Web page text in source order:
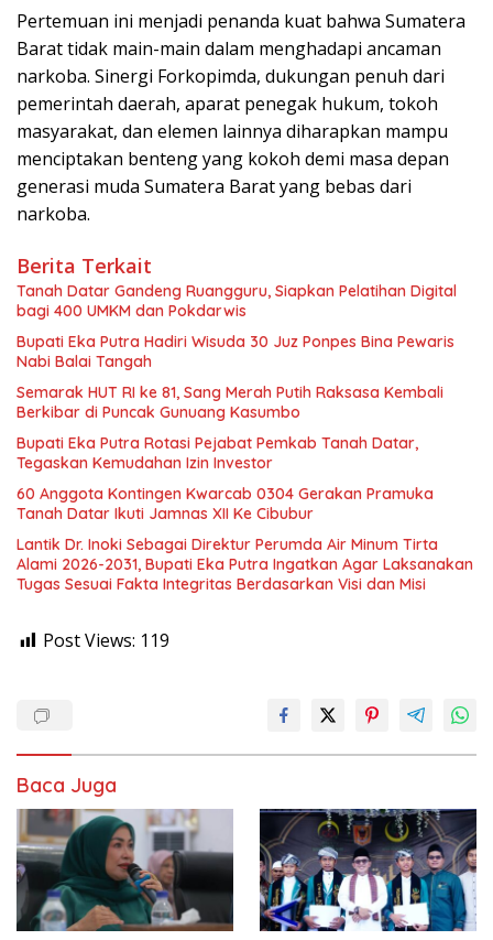
Pertemuan ini menjadi penanda kuat bahwa Sumatera
Barat tidak main-main dalam menghadapi ancaman
narkoba. Sinergi Forkopimda, dukungan penuh dari
pemerintah daerah, aparat penegak hukum, tokoh
masyarakat, dan elemen lainnya diharapkan mampu
menciptakan benteng yang kokoh demi masa depan
generasi muda Sumatera Barat yang bebas dari
narkoba.
Berita Terkait
Tanah Datar Gandeng Ruangguru, Siapkan Pelatihan Digital
bagi 400 UMKM dan Pokdarwis
Bupati Eka Putra Hadiri Wisuda 30 Juz Ponpes Bina Pewaris
Nabi Balai Tangah
Semarak HUT RI ke 81, Sang Merah Putih Raksasa Kembali
Berkibar di Puncak Gunuang Kasumbo
Bupati Eka Putra Rotasi Pejabat Pemkab Tanah Datar,
Tegaskan Kemudahan Izin Investor
60 Anggota Kontingen Kwarcab 0304 Gerakan Pramuka
Tanah Datar Ikuti Jamnas XII Ke Cibubur
Lantik Dr. Inoki Sebagai Direktur Perumda Air Minum Tirta
Alami 2026-2031, Bupati Eka Putra Ingatkan Agar Laksanakan
Tugas Sesuai Fakta Integritas Berdasarkan Visi dan Misi
Post Views: 119
Baca Juga